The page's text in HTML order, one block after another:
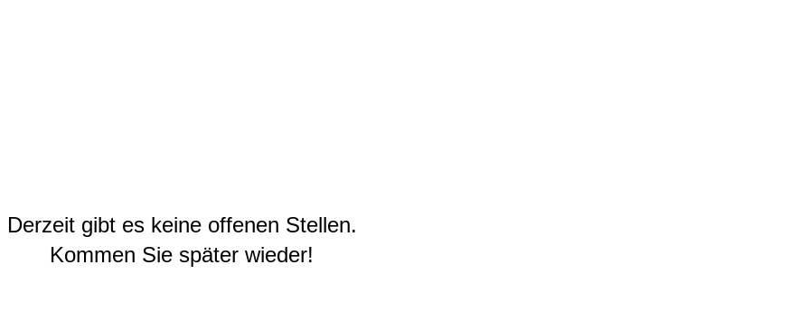
Derzeit gibt es keine offenen Stellen.
Kommen Sie später wieder!